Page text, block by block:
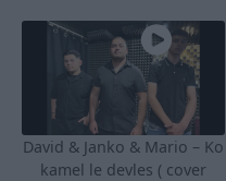
David & Janko & Mario – Ko
kamel le devles ( cover